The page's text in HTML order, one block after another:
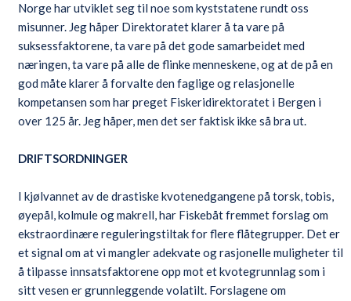
Norge har utviklet seg til noe som kyststatene rundt oss
misunner. Jeg håper Direktoratet klarer å ta vare på
suksessfaktorene, ta vare på det gode samarbeidet med
næringen, ta vare på alle de flinke menneskene, og at de på en
god måte klarer å forvalte den faglige og relasjonelle
kompetansen som har preget Fiskeridirektoratet i Bergen i
over 125 år. Jeg håper, men det ser faktisk ikke så bra ut.
DRIFTSORDNINGER
I kjølvannet av de drastiske kvotenedgangene på torsk, tobis,
øyepål, kolmule og makrell, har Fiskebåt fremmet forslag om
ekstraordinære reguleringstiltak for flere flåtegrupper. Det er
et signal om at vi mangler adekvate og rasjonelle muligheter til
å tilpasse innsatsfaktorene opp mot et kvotegrunnlag som i
sitt vesen er grunnleggende volatilt. Forslagene om